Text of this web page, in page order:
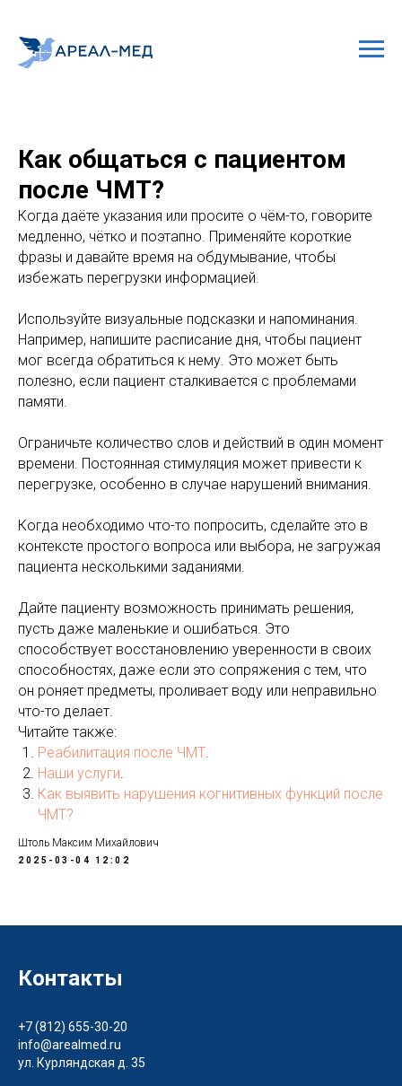
Как общаться с пациентом
после ЧМТ?
Когда даёте указания или просите о чём-то, говорите
медленно, чётко и поэтапно. Применяйте короткие
фразы и давайте время на обдумывание, чтобы
избежать перегрузки информацией.
Используйте визуальные подсказки и напоминания.
Например, напишите расписание дня, чтобы пациент
мог всегда обратиться к нему. Это может быть
полезно, если пациент сталкивается с проблемами
памяти.
Ограничьте количество слов и действий в один момент
времени. Постоянная стимуляция может привести к
перегрузке, особенно в случае нарушений внимания.
Когда необходимо что-то попросить, сделайте это в
контексте простого вопроса или выбора, не загружая
пациента несколькими заданиями.
Дайте пациенту возможность принимать решения,
пусть даже маленькие и ошибаться. Это
способствует восстановлению уверенности в своих
способностях, даже если это сопряжения с тем, что
он роняет предметы, проливает воду или неправильно
что-то делает.
Читайте также:
Реабилитация после ЧМТ.
Наши услуги.
Как выявить нарушения когнитивных функций после
ЧМТ?
Штоль Максим Михайлович
2025-03-04 12:02
Контакты
+7 (812) 655-30-20
info@arealmed.ru
ул. Курляндская д. 35